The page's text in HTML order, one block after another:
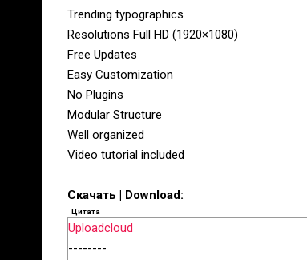
Trending typographics
Resolutions Full HD (1920×1080)
Free Updates
Easy Customization
No Plugins
Modular Structure
Well organized
Video tutorial included
Скачать | Download:
Цитата
Uploadcloud
--------